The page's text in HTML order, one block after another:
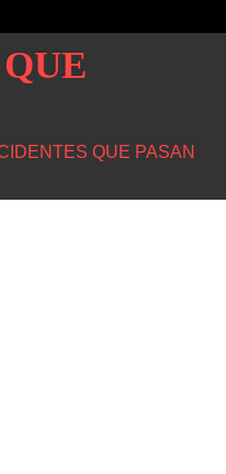
QUE PASAN